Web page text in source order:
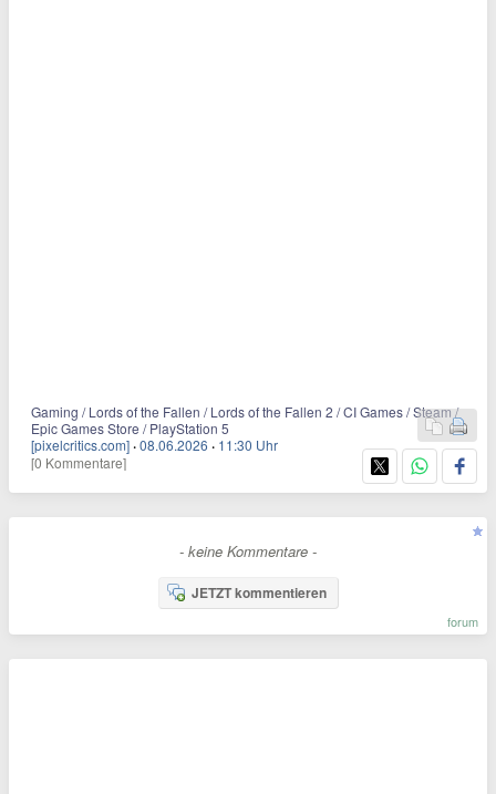
Gaming / Lords of the Fallen / Lords of the Fallen 2 / CI Games / Steam /
Epic Games Store / PlayStation 5
[pixelcritics.com] ·08.06.2026 · 11:30 Uhr
[0 Kommentare]
- keine Kommentare -
JETZT kommentieren
forum